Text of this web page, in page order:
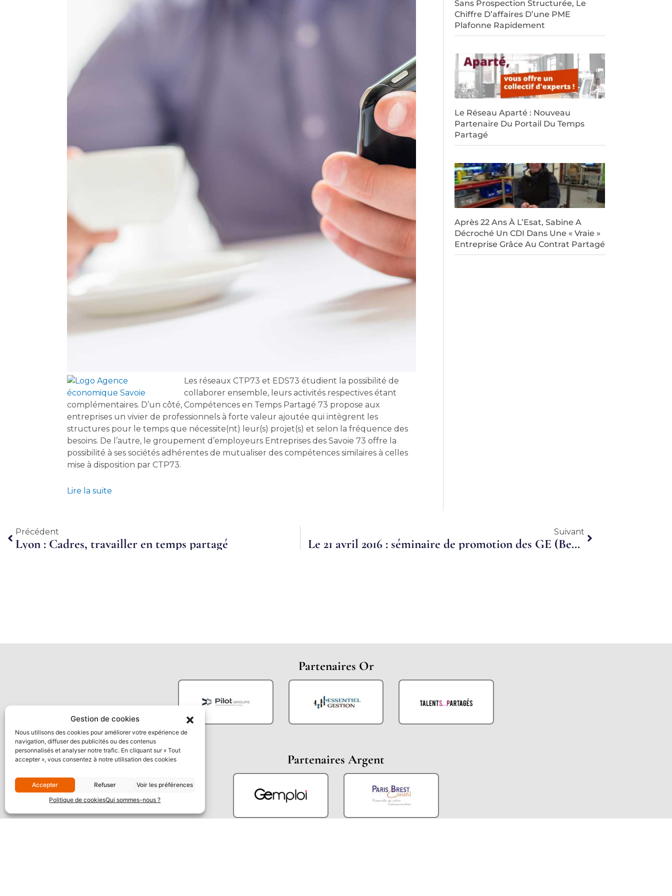
Gestion de cookies
Nous utilisons des cookies pour améliorer votre expérience de
navigation, diffuser des publicités ou des contenus
personnalisés et analyser notre trafic. En cliquant sur « Tout
accepter », vous consentez à notre utilisation des cookies
Accepter Refuser
Voir les préférences
Politique de cookiesQui sommes-nous ?
Les réseaux CTP73 et EDS73 étudient la possibilité de
collaborer ensemble, leurs activités respectives étant
complémentaires. D’un côté, Compétences en Temps Partagé 73 propose aux
entreprises un vivier de professionnels à forte valeur ajoutée qui intègrent les
structures pour le temps que nécessite(nt) leur(s) projet(s) et selon la fréquence des
besoins. De l’autre, le groupement d’employeurs Entreprises des Savoie 73 offre la
possibilité à ses sociétés adhérentes de mutualiser des compétences similaires à celles
mise à disposition par CTP73.
Lire la suite
Sans Prospection Structurée, Le
Chiffre D’affaires D’une PME
Plafonne Rapidement
Le Réseau Aparté : Nouveau
Partenaire Du Portail Du Temps
Partagé
Après 22 Ans À L’Esat, Sabine A
Décroché Un CDI Dans Une « Vraie »
Entreprise Grâce Au Contrat Partagé
Précédent
Précédent
Lyon : Cadres, travailler en temps partagé
Suivant
Le 21 avril 2016 : séminaire de promotion des GE (Bercy)
Partenaires Or
Partenaires Argent